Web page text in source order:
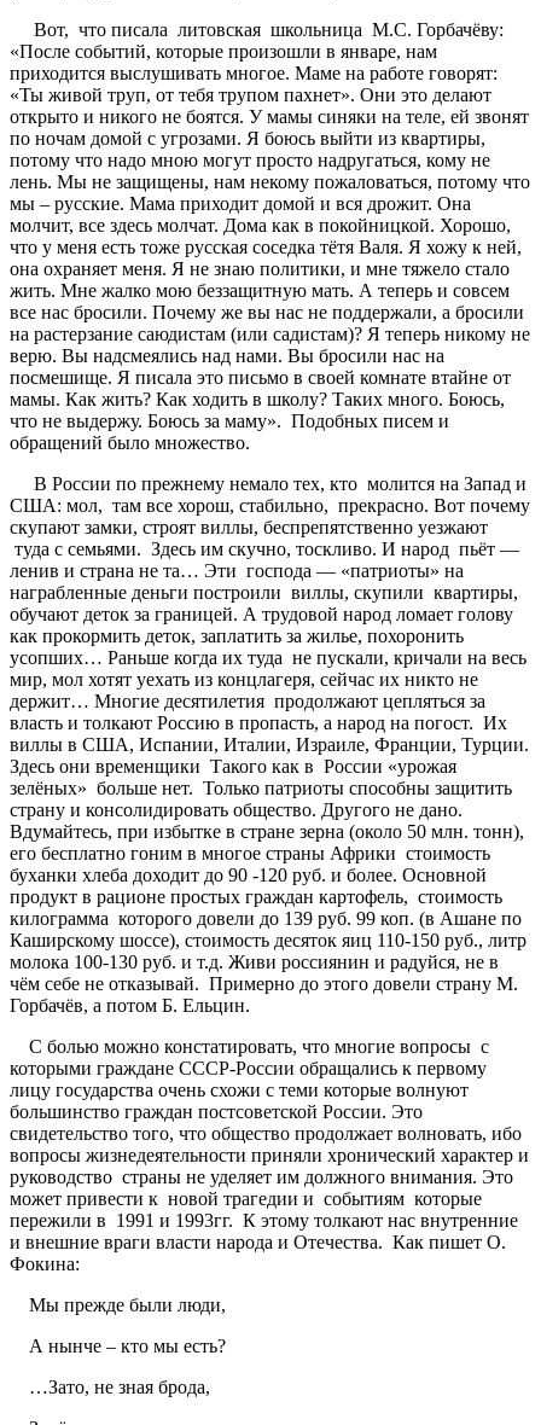
Вот, что писала литовская школьница М.С. Горбачёву:
«После событий, которые произошли в январе, нам
приходится выслушивать многое. Маме на работе говорят:
«Ты живой труп, от тебя трупом пахнет». Они это делают
открыто и никого не боятся. У мамы синяки на теле, ей звонят
по ночам домой с угрозами. Я боюсь выйти из квартиры,
потому что надо мною могут просто надругаться, кому не
лень. Мы не защищены, нам некому пожаловаться, потому что
мы – русские. Мама приходит домой и вся дрожит. Она
молчит, все здесь молчат. Дома как в покойницкой. Хорошо,
что у меня есть тоже русская соседка тётя Валя. Я хожу к ней,
она охраняет меня. Я не знаю политики, и мне тяжело стало
жить. Мне жалко мою беззащитную мать. А теперь и совсем
все нас бросили. Почему же вы нас не поддержали, а бросили
на растерзание саюдистам (или садистам)? Я теперь никому не
верю. Вы надсмеялись над нами. Вы бросили нас на
посмешище. Я писала это письмо в своей комнате втайне от
мамы. Как жить? Как ходить в школу? Таких много. Боюсь,
что не выдержу. Боюсь за маму». Подобных писем и
обращений было множество.
В России по прежнему немало тех, кто молится на Запад и
США: мол, там все хорош, стабильно, прекрасно. Вот почему
скупают замки, строят виллы, беспрепятственно уезжают
туда с семьями. Здесь им скучно, тоскливо. И народ пьёт —
ленив и страна не та… Эти господа — «патриоты» на
награбленные деньги построили виллы, скупили квартиры,
обучают деток за границей. А трудовой народ ломает голову
как прокормить деток, заплатить за жилье, похоронить
усопших… Раньше когда их туда не пускали, кричали на весь
мир, мол хотят уехать из концлагеря, сейчас их никто не
держит… Многие десятилетия продолжают цепляться за
власть и толкают Россию в пропасть, а народ на погост. Их
виллы в США, Испании, Италии, Израиле, Франции, Турции.
Здесь они временщики Такого как в России «урожая
зелёных» больше нет. Только патриоты способны защитить
страну и консолидировать общество. Другого не дано.
Вдумайтесь, при избытке в стране зерна (около 50 млн. тонн),
его бесплатно гоним в многое страны Африки стоимость
буханки хлеба доходит до 90 -120 руб. и более. Основной
продукт в рационе простых граждан картофель, стоимость
килограмма которого довели до 139 руб. 99 коп. (в Ашане по
Каширскому шоссе), стоимость десяток яиц 110-150 руб., литр
молока 100-130 руб. и т.д. Живи россиянин и радуйся, не в
чём себе не отказывай. Примерно до этого довели страну М.
Горбачёв, а потом Б. Ельцин.
С болью можно констатировать, что многие вопросы с
которыми граждане СССР-России обращались к первому
лицу государства очень схожи с теми которые волнуют
большинство граждан постсоветской России. Это
свидетельство того, что общество продолжает волновать, ибо
вопросы жизнедеятельности приняли хронический характер и
руководство страны не уделяет им должного внимания. Это
может привести к новой трагедии и событиям которые
пережили в 1991 и 1993гг. К этому толкают нас внутренние
и внешние враги власти народа и Отечества. Как пишет О.
Фокина:
Мы прежде были люди,
А нынче – кто мы есть?
…Зато, не зная брода,